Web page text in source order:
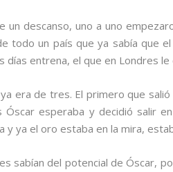
un descanso, uno a uno
todo un país que ya sabía que
días entrena, el que en Londres
ya era de tres. El primero que
Óscar esperaba y decidió salir
y ya el oro estaba en la mira,
sabían del potencial de Óscar,